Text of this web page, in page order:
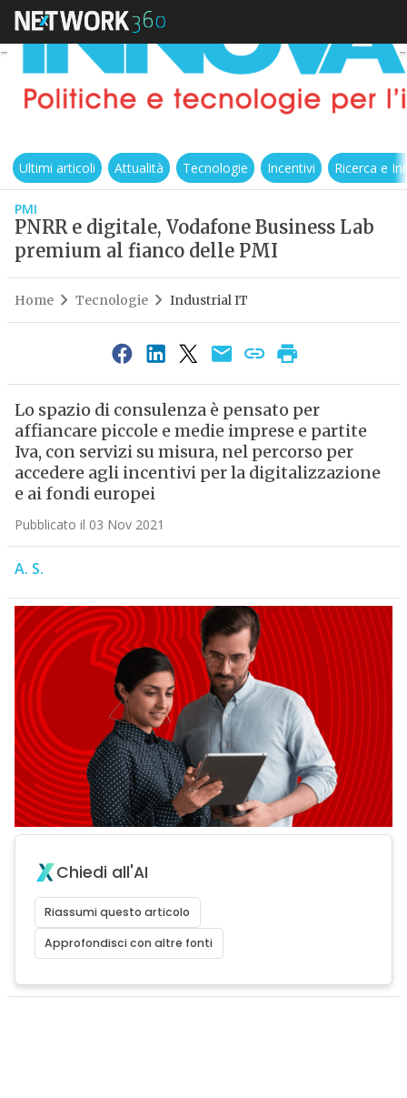
Ultimi articoli Attualità Tecnologie Incentivi Ricerca e
PMI
PNRR e digitale, Vodafone Business Lab
premium al fianco delle PMI
Home Tecnologie Industrial IT
Lo spazio di consulenza è pensato per
affiancare piccole e medie imprese e partite
Iva, con servizi su misura, nel percorso per
accedere agli incentivi per la digitalizzazione
e ai fondi europei
Pubblicato il 03 Nov 2021
A. S.
Chiedi all'AI
Riassumi questo articolo
Approfondisci con altre fonti